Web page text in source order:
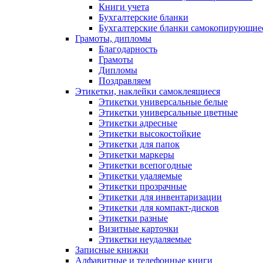
Книги учета
Бухгалтерские бланки
Бухгалтерские бланки
Грамоты, дипломы
Благодарность
Грамоты
Дипломы
Поздравляем
Этикетки, наклейки самоклеящиеся
Этикетки универсальные белые
Этикетки универсальные цветные
Этикетки адресные
Этикетки высокостойкие
Этикетки для папок
Этикетки маркеры
Этикетки всепогодные
Этикетки удаляемые
Этикетки прозрачные
Этикетки для инвентаризации
Этикетки для компакт-дисков
Этикетки разные
Визитные карточки
Этикетки неудаляемые
Записные книжки
Алфавитные и телефонные книги